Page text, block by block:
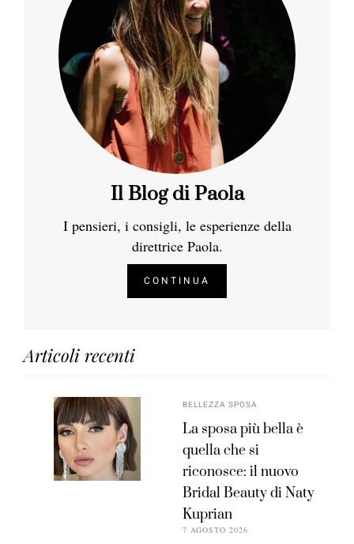
Il Blog di Paola
I pensieri, i consigli, le esperienze della
direttrice Paola.
CONTINUA
Articoli recenti
BELLEZZA SPOSA
La sposa più bella è
quella che si
riconosce: il nuovo
Bridal Beauty di Naty
Kuprian
7 AGOSTO 2026